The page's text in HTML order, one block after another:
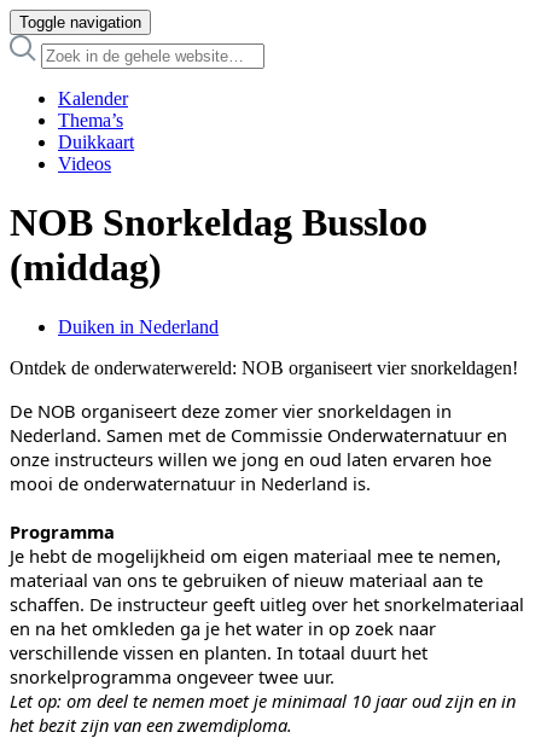
Toggle navigation
Kalender
Thema’s
Duikkaart
Videos
NOB Snorkeldag Bussloo
(middag)
Duiken in Nederland
Ontdek de onderwaterwereld: NOB organiseert vier snorkeldagen!
De NOB organiseert deze zomer vier snorkeldagen in
Nederland. Samen met de Commissie Onderwaternatuur en
onze instructeurs willen we jong en oud laten ervaren hoe
mooi de onderwaternatuur in Nederland is.
Programma
Je hebt de mogelijkheid om eigen materiaal mee te nemen,
materiaal van ons te gebruiken of nieuw materiaal aan te
schaffen. De instructeur geeft uitleg over het snorkelmateriaal
en na het omkleden ga je het water in op zoek naar
verschillende vissen en planten. In totaal duurt het
snorkelprogramma ongeveer twee uur.
Let op: om deel te nemen moet je minimaal 10 jaar oud zijn en in
het bezit zijn van een zwemdiploma.